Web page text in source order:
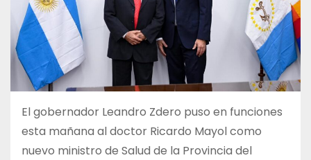
El gobernador Leandro Zdero puso en funciones
esta mañana al doctor Ricardo Mayol como
nuevo ministro de Salud de la Provincia del